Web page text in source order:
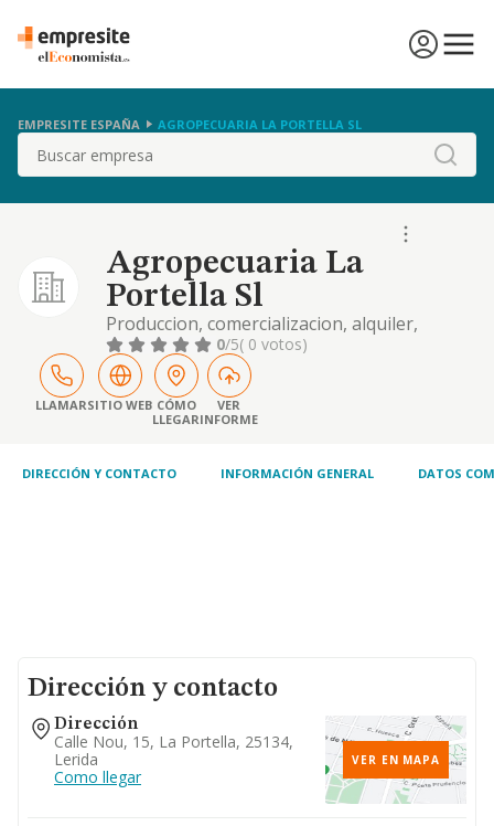
EMPRESITE ESPAÑA AGROPECUARIA LA PORTELLA SL
Buscar
Agropecuaria La
Portella Sl
Produccion, comercializacion, alquiler,
importacion, exportacion de instalaciones,
maquinaria y productos, relacionados con la
actividad agricola, ganadera y forestal.
servicios de investigacion, asesoramiento de
0/5( 0 votos)
LLAMARSITIO WEB CÓMO
LLEGAR
VER
INFORME
DIRECCIÓN Y CONTACTO INFORMACIÓN GENERAL DATOS
Dirección y contacto
Dirección
Calle Nou, 15, La Portella, 25134,
Lerida
Como llegar
VER EN MAPA